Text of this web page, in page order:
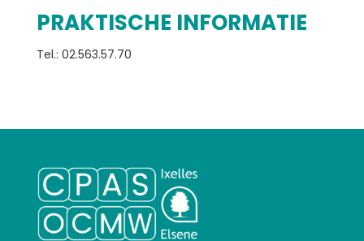
PRAKTISCHE INFORMATIE
Tel.: 02.563.57.70